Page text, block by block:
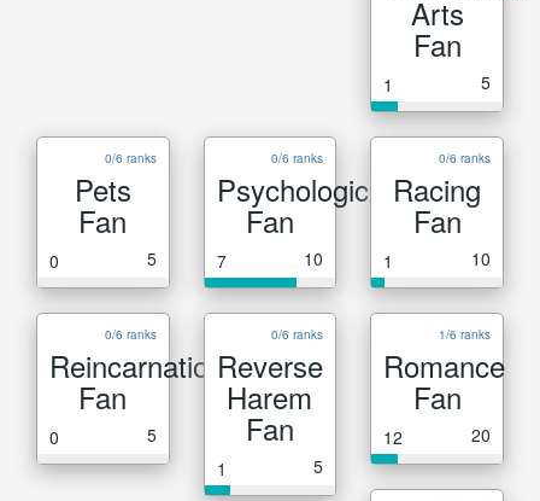
Arts
Fan
1 5
0/6 ranks
Pets
Fan
0 5
0/6 ranks
Psychological
Fan
7 10
0/6 ranks
Racing
Fan
1 10
0/6 ranks
Reincarnation
Fan
0 5
0/6 ranks
Reverse
Harem
Fan
1 5
1/6 ranks
Romance
Fan
12 20